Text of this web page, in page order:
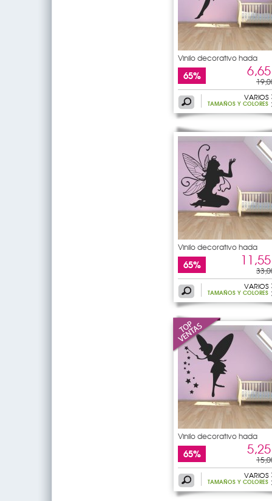
Vinilo decorativo hada
65%
VARIOS
TAMAÑOS Y COLORES
Vinilo decorativo hada
65%
VARIOS
TAMAÑOS Y COLORES
Vinilo decorativo hada
65%
VARIOS
TAMAÑOS Y COLORES